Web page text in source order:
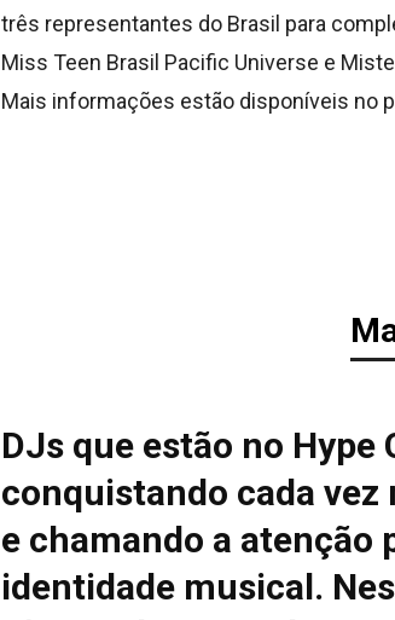
três representantes do Brasil para
Miss Teen Brasil Pacific Universe e
Mais informações estão disponíveis no
DJs que estão no
conquistando cada vez
e chamando a atenção
identidade musical.